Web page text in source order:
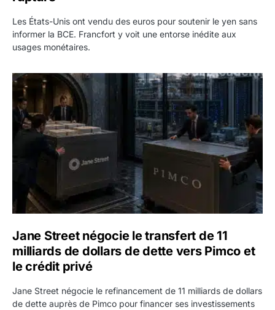
Les États-Unis ont vendu des euros pour soutenir le yen sans
informer la BCE. Francfort y voit une entorse inédite aux
usages monétaires.
Jane Street négocie le transfert de 11 milliards de
Jane Street négocie le transfert de 11
milliards de dollars de dette vers Pimco et
le crédit privé
Jane Street négocie le refinancement de 11 milliards de dollars
de dette auprès de Pimco pour financer ses investissements